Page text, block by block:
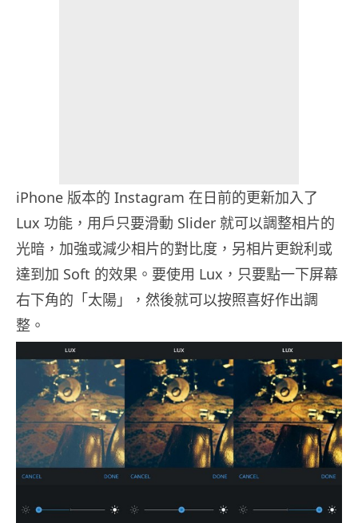
iPhone 版本的 Instagram 在日前的更新加入了
Lux 功能，用戶只要滑動 Slider 就可以調整相片的
光暗，加強或減少相片的對比度，另相片更銳利或
達到加 Soft 的效果。要使用 Lux，只要點一下屏幕
右下角的「太陽」，然後就可以按照喜好作出調
整。